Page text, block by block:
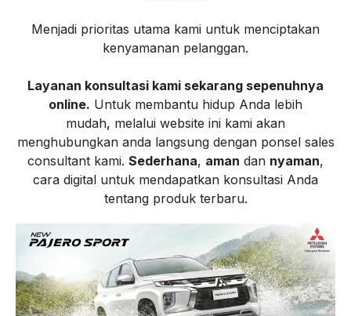
Menjadi prioritas utama kami untuk menciptakan
kenyamanan pelanggan.
Layanan konsultasi kami sekarang sepenuhnya
online. Untuk membantu hidup Anda lebih
mudah, melalui website ini kami akan
menghubungkan anda langsung dengan ponsel sales
consultant kami. Sederhana, aman dan nyaman,
cara digital untuk mendapatkan konsultasi Anda
tentang produk terbaru.